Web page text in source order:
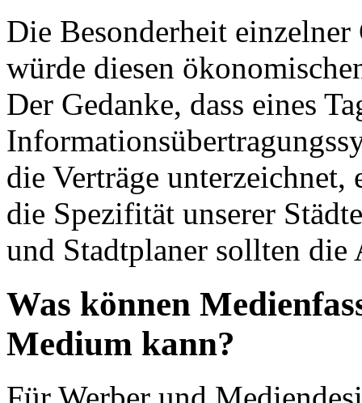
Die Besonderheit
würde diesen
Der Gedanke, dass eines
die Verträge
die Spezifität unserer
und Stadtplaner sollten
Was können
Medium kann?